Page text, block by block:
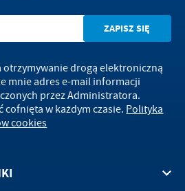
otrzymywanie drogą elektroniczną
mnie adres e-mail informacji
przez Administratora.
cofnięta w każdym czasie. Polityka
cookies